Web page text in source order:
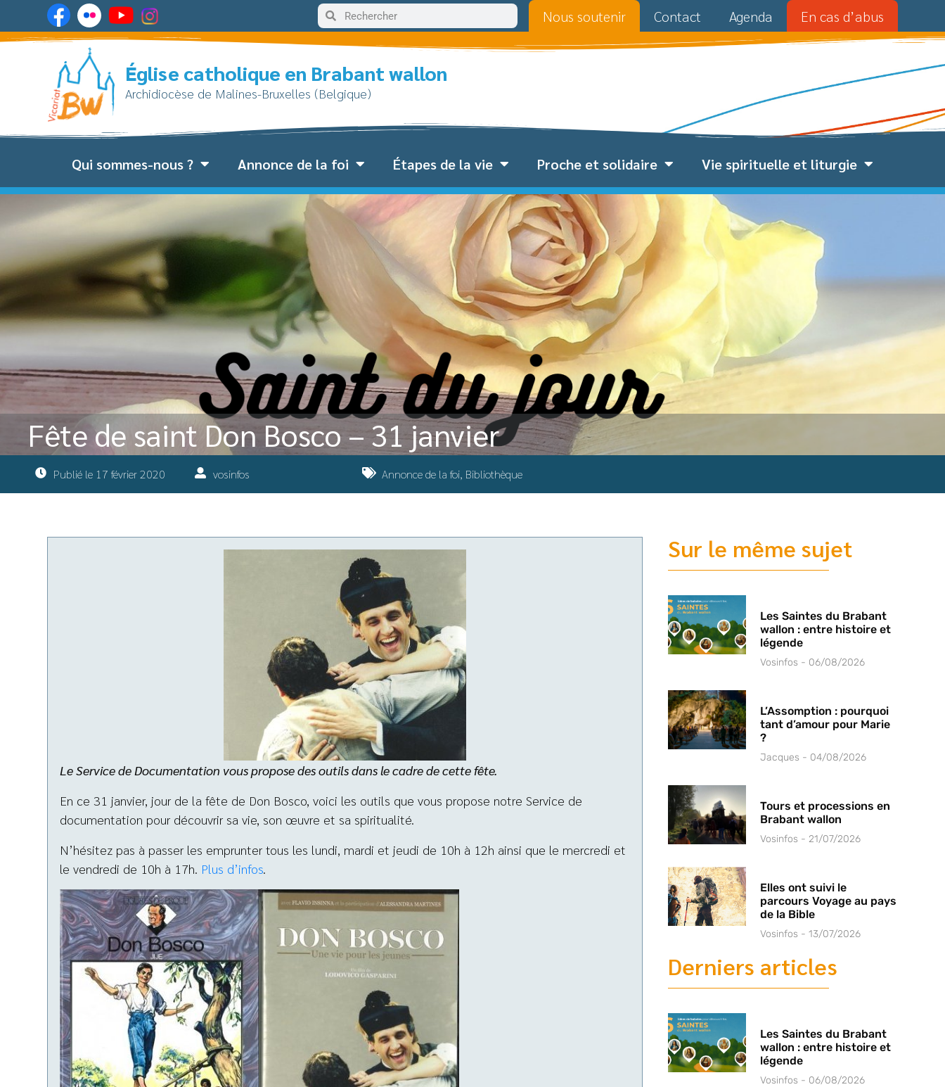
Nous soutenir Contact Agenda En cas d’abus
Église catholique en Brabant wallon
Archidiocèse de Malines-Bruxelles (Belgique)
Qui sommes-nous ? Annonce de la foi Étapes de la vie Proche et solidaire Vie spirituelle et liturgie
Fête de saint Don Bosco – 31 janvier
Publié le 17 février 2020 vosinfos Annonce de la foi, Bibliothèque
Le Service de Documentation vous propose des outils dans le cadre de cette fête.
En ce 31 janvier, jour de la fête de Don Bosco, voici les outils que vous propose notre Service de
documentation pour découvrir sa vie, son œuvre et sa spiritualité.
N’hésitez pas à passer les emprunter tous les lundi, mardi et jeudi de 10h à 12h ainsi que le mercredi et
le vendredi de 10h à 17h. Plus d’infos.
Sur le même sujet
Les Saintes du Brabant
wallon : entre histoire et
légende
Vosinfos 06/08/2026
L’Assomption : pourquoi
tant d’amour pour Marie
?
Jacques 04/08/2026
Tours et processions en
Brabant wallon
Vosinfos 21/07/2026
Elles ont suivi le
parcours Voyage au pays
de la Bible
Vosinfos 13/07/2026
Derniers articles
Les Saintes du Brabant
wallon : entre histoire et
légende
Vosinfos 06/08/2026